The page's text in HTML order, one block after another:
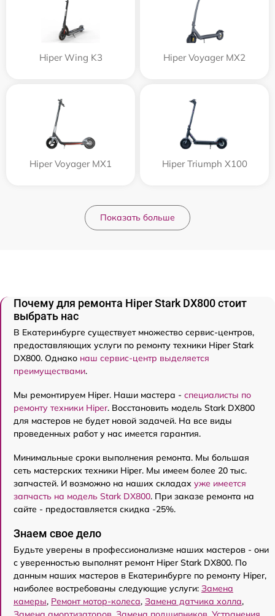
Hiper Wing K3 Hiper Voyager MX2
Hiper Voyager MX1 Hiper Triumph X100
Показать больше
Почему для ремонта Hiper Stark DX800 стоит
выбрать нас
В Екатеринбурге существует множество сервис-центров,
предоставляющих услуги по ремонту техники Hiper Stark
DX800. Однако наш сервис-центр выделяется
преимуществами.
Мы ремонтируем Hiper. Наши мастера - специалисты по
ремонту техники Hiper. Восстановить модель Stark DX800
для мастеров не будет новой задачей. На все виды
проведенных работ у нас имеется гарантия.
Минимальные сроки выполнения ремонта. Мы большая
сеть мастерских техники Hiper. Мы имеем более 20 тыс.
запчастей. И возможно на наших складах уже имеется
запчасть на модель Stark DX800. При заказе ремонта на
сайте - предоставляется скидка -25%.
Знаем свое дело
Будьте уверены в профессионализме наших мастеров - они
с уверенностью выполнят ремонт Hiper Stark DX800. По
данным наших мастеров в Екатеринбурге по ремонту Hiper,
наиболее востребованы следующие услуги: Замена
камеры, Ремонт мотор-колеса, Замена датчика холла,